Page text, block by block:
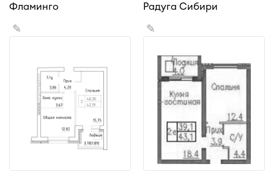
Фламинго
Радуга Сибири
✎ ✎